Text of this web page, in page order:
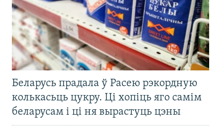
Беларусь прадала ў Расею рэкордную
колькасьць цукру. Ці хопіць яго самім
беларусам і ці ня вырастуць цэны